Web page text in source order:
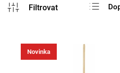
Novinka